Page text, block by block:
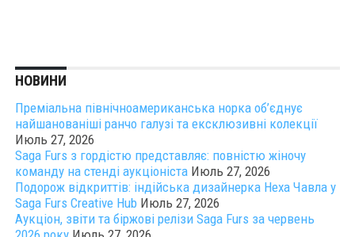
НОВИНИ
Преміальна північноамериканська норка об’єднує
найшанованіші ранчо галузі та ексклюзивні колекції
Июль 27, 2026
Saga Furs з гордістю представляє: повністю жіночу
команду на стенді аукціоніста Июль 27, 2026
Подорож відкриттів: індійська дизайнерка Неха Чавла у
Saga Furs Creative Hub Июль 27, 2026
Аукціон, звіти та біржові релізи Saga Furs за червень